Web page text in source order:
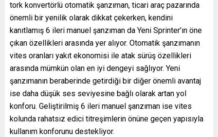
tork konvertörlü otomatik şanzıman, ticari araç pazarında
önemli bir yenilik olarak dikkat çekerken, kendini
kanıtlamış 6 ileri manuel şanzıman da Yeni Sprinter’ın öne
çıkan özellikleri arasında yer alıyor. Otomatik şanzımanın
vites oranları yakıt ekonomisi ile atak sürüş özellikleri
arasında mümkün olan en iyi dengeyi sağlıyor. Yeni
şanzımanın beraberinde getirdiği bir diğer önemli avantaj
ise daha düşük ses seviyesine bağlı olarak artan yol
konforu. Geliştirilmiş 6 ileri manuel şanzıman ise vites
kolunda rahatsız edici titreşimlerin önüne geçen yapısıyla
kullanım konforunu destekliyor.